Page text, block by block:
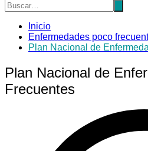
Inicio
Enfermedades poco
Plan Nacional de
Plan Nacional de
Frecuentes